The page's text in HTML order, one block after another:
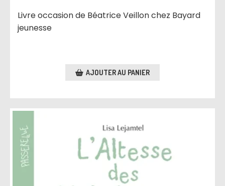
Livre occasion de Béatrice Veillon chez Bayard
jeunesse
AJOUTER AU PANIER